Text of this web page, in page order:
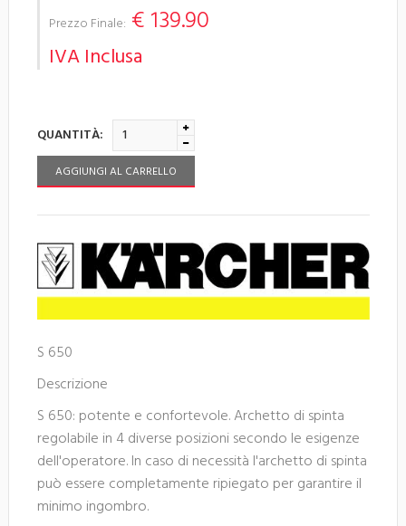
Prezzo Finale: € 139.90
IVA Inclusa
QUANTITÀ:
AGGIUNGI AL CARRELLO
S 650
Descrizione
S 650: potente e confortevole. Archetto di spinta
regolabile in 4 diverse posizioni secondo le esigenze
dell'operatore. In caso di necessità l'archetto di spinta
può essere completamente ripiegato per garantire il
minimo ingombro.